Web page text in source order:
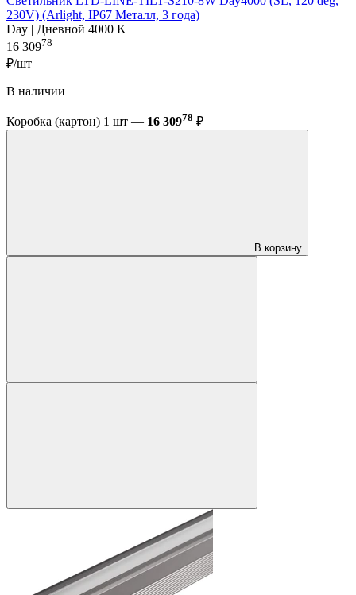
230V) (Arlight, IP67 Металл, 3 года)
Day | Дневной 4000 K
16 30978
₽/шт
В наличии
Коробка (картон) 1 шт — 16 30978 ₽
В корзину